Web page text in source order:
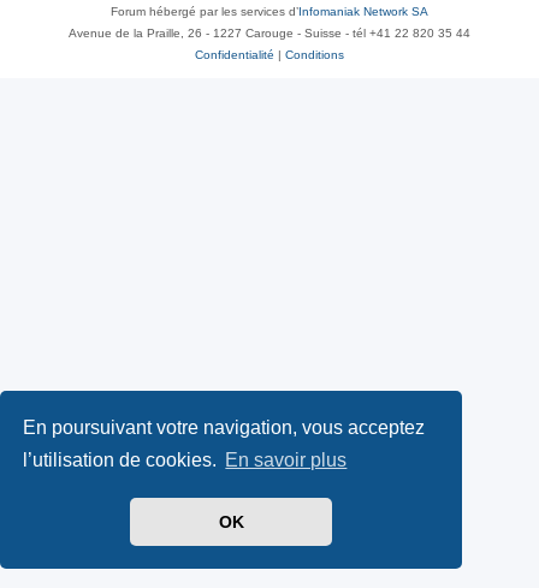
En poursuivant votre navigation, vous acceptez
l’utilisation de cookies. En savoir plus
OK
Forum hébergé par les services d’Infomaniak Network SA
Avenue de la Praille, 26 - 1227 Carouge - Suisse - tél +41 22 820 35 44
Confidentialité | Conditions